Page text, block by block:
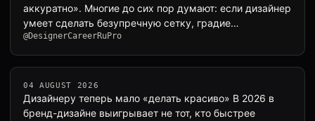
аккуратно». Многие до сих пор думают: если дизайнер
умеет сделать безупречную сетку, градие…
@DesignerCareerRuPro
04 AUGUST 2026
Дизайнеру теперь мало «делать красиво» В 2026 в
бренд-дизайне выигрывает не тот, кто быстрее